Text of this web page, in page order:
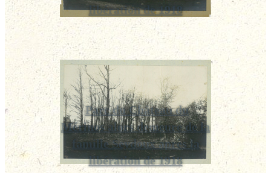
libération de 1918
Parc du Château du
Mérinos alors demeure de la
famille Seydoux après la
libération de 1918